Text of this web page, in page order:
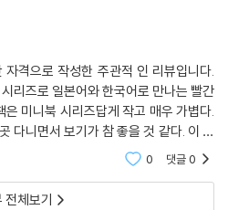
다리고 있었는데, 할머니가 갓난아기
하게 그렸습니다. 할아버지는 그림을 보
격으로 작성한 주관적 인 리뷰입니다.
리즈로 일본어와 한국어로 만나는 빨간
미니북 시리즈답게 작고 매우 가볍다.
다니면서 보기가 참 좋을 것 같다. 이 책
오가와 미메이가 지은 세 편의 이야기이
0 댓글0
전체보기